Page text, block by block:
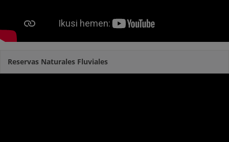
Reservas Naturales Fluviales